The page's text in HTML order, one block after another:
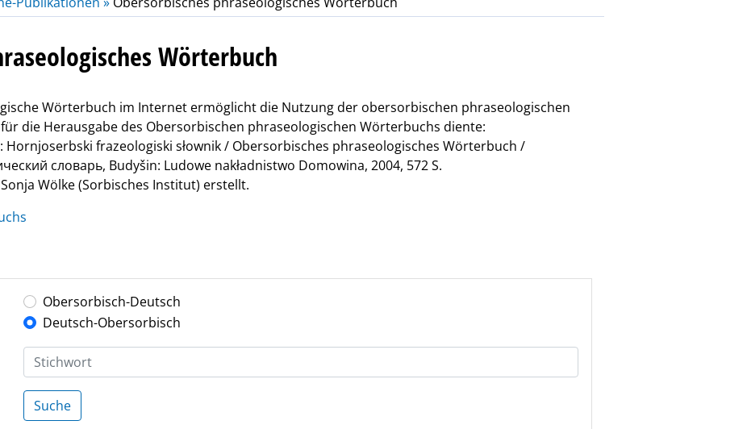
Wörterbuch
Wörterbuch im Internet ermöglicht die Nutzung der obersorbischen phraseologischen
die Herausgabe des Obersorbischen phraseologischen Wörterbuchs diente:
Hornjoserbski frazeologiski słownik / Obersorbisches phraseologisches Wörterbuch /
словарь, Budyšin: Ludowe nakładnistwo Domowina, 2004, 572 S.
Wölke (Sorbisches Institut) erstellt.
Obersorbisch-Deutsch
Deutsch-Obersorbisch
Suche